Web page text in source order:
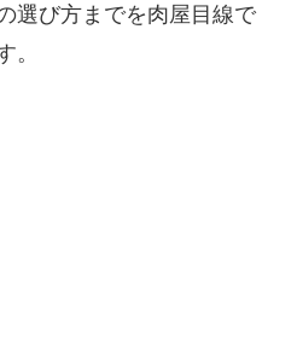
選び方までを肉屋目線で
。